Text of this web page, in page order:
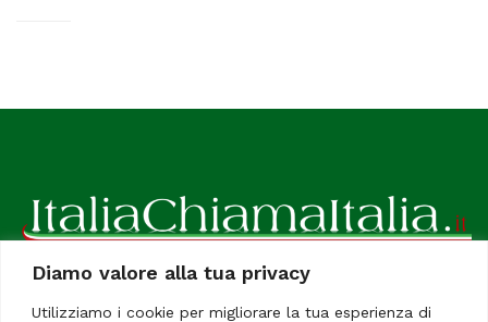
Diamo valore alla tua privacy
Utilizziamo i cookie per migliorare la tua esperienza di
ItaliaChiamaItalia, il TUO quotidiano online preferito.